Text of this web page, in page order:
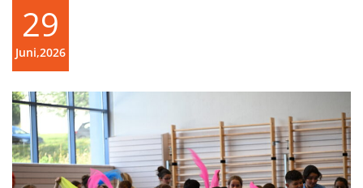
29
Juni,2026